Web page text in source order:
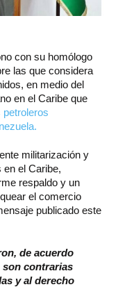
con su homólogo
las que considera
en medio del
en el Caribe que
petroleros
militarización y
el Caribe,
respaldo y un
el comercio
publicado este
de acuerdo
son contrarias
y al derecho